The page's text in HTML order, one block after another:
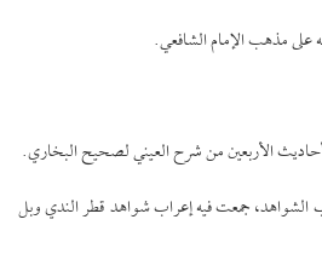
الشواهد، جمعت فيه إعراب شواهد قطر الندي وبل